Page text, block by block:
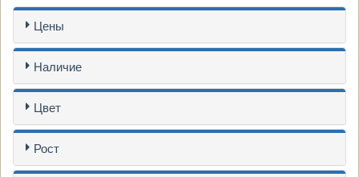
Цены
Наличие
Цвет
Рост